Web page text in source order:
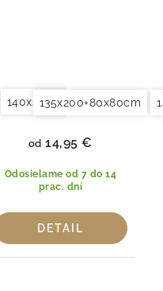
140x200+70x90cm
135x200+80x80cm
Odosielame od 7 do 14
prac. dní
od 14,95 €
DETAIL